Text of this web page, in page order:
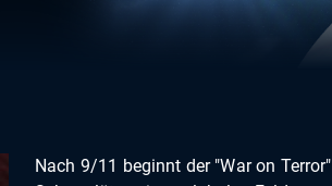
Nach 9/11 beginnt der "War on